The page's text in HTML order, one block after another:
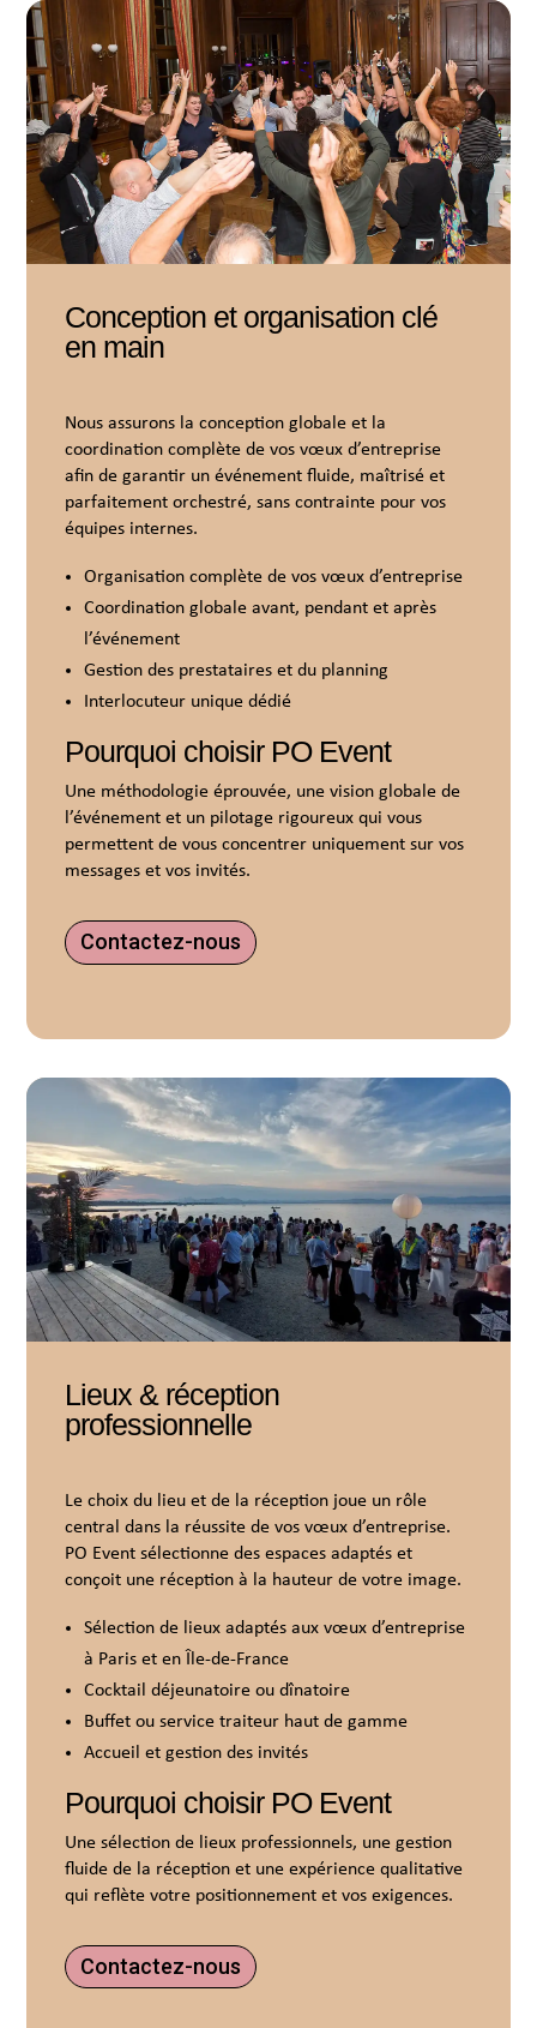
Conception et organisation clé
en main
Nous assurons la conception globale et la
coordination complète de vos vœux d’entreprise
afin de garantir un événement fluide, maîtrisé et
parfaitement orchestré, sans contrainte pour vos
équipes internes.
Organisation complète de vos vœux d’entreprise
Coordination globale avant, pendant et après
l’événement
Gestion des prestataires et du planning
Interlocuteur unique dédié
Pourquoi choisir PO Event
Une méthodologie éprouvée, une vision globale de
l’événement et un pilotage rigoureux qui vous
permettent de vous concentrer uniquement sur vos
messages et vos invités.
Contactez-nous
Lieux & réception
professionnelle
Le choix du lieu et de la réception joue un rôle
central dans la réussite de vos vœux d’entreprise.
PO Event sélectionne des espaces adaptés et
conçoit une réception à la hauteur de votre image.
Sélection de lieux adaptés aux vœux d’entreprise
à Paris et en Île-de-France
Cocktail déjeunatoire ou dînatoire
Buffet ou service traiteur haut de gamme
Accueil et gestion des invités
Pourquoi choisir PO Event
Une sélection de lieux professionnels, une gestion
fluide de la réception et une expérience qualitative
qui reflète votre positionnement et vos exigences.
Contactez-nous